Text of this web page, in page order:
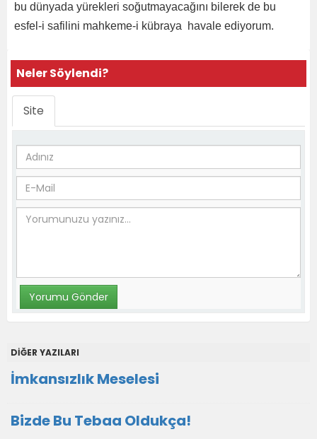
bu dünyada yürekleri soğutmayacağını bilerek de bu
esfel-i safilini mahkeme-i kübraya havale ediyorum.
Neler Söylendi?
Site
DİĞER YAZILARI
İmkansızlık Meselesi
Bizde Bu Tebaa Oldukça!